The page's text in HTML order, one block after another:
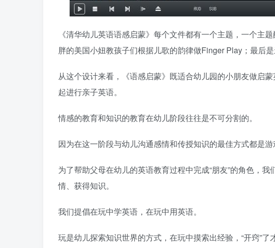
《清华幼儿英语语感启蒙》每个文件都有一个主题，一个主
胖的美国小妞教孩子们根据儿歌的韵律做Finger Play；最后是
从这个设计来看，《语感启蒙》既适合幼儿园的小朋友做启
起进行亲子英语。
情感的教育和知识的教育在幼儿阶段往往是不可分割的。
因为在这一阶段与幼儿沟通感情和传授知识的最佳方式都是游
为了帮助父母在幼儿的英语教育过程中完成“朋友”的角色，
情、获得知识。
我们提倡在玩中学英语，在玩中用英语。
玩是幼儿探索知识世界的方式，在玩中摸索出经验，“开窍”了